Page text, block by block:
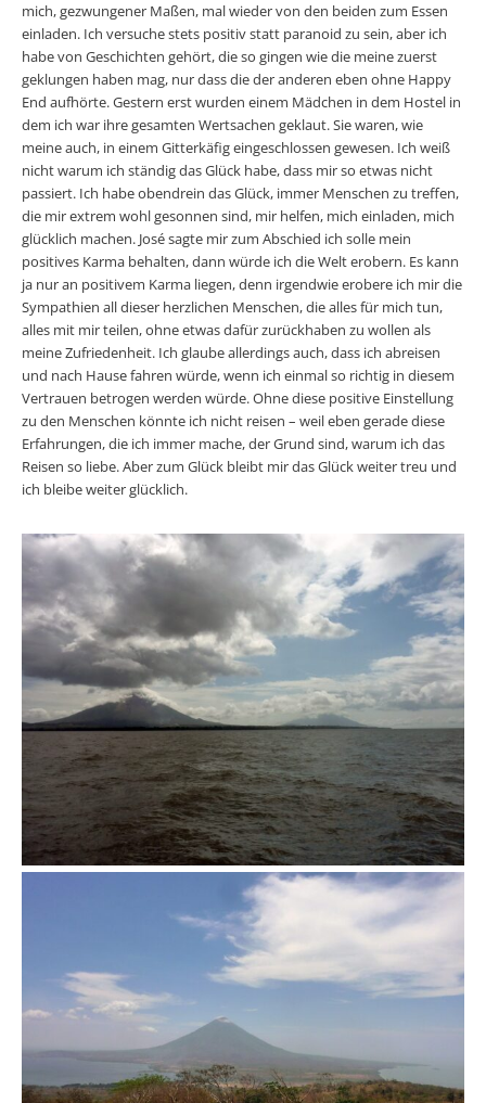
mich, gezwungener Maßen, mal wie­der von den beiden zum Essen
einladen. Ich versuche stets positiv statt paranoid zu sein, aber ich
habe von Geschichten gehört, die so gingen wie die meine zuerst
geklungen haben mag, nur dass die der anderen eben ohne Happy
End aufhörte. Gestern erst wurden einem Mädchen in dem Hostel in
dem ich war ihre gesamten Wertsachen geklaut. Sie waren, wie
meine auch, in einem Gitterkäfig eingeschlossen gewesen. Ich weiß
nicht warum ich ständig das Glück habe, dass mir so etwas nicht
passiert. Ich habe obendrein das Glück, immer Menschen zu tref­fen,
die mir extrem wohl gesonnen sind, mir helfen, mich einladen, mich
glücklich machen. José sagte mir zum Abschied ich solle mein
positives Karma behalten, dann würde ich die Welt erobern. Es kann
ja nur an positivem Karma liegen, denn irgendwie erobere ich mir die
Sympathien all dieser herzlichen Menschen, die alles für mich tun,
alles mit mir tei­len, ohne etwas dafür zurückhaben zu wollen als
meine Zufriedenheit. Ich glaube allerdings auch, dass ich abreisen
und nach Hause fahren würde, wenn ich einmal so richtig in diesem
Vertrauen betrogen werden würde. Ohne diese positive Einstellung
zu den Menschen könnte ich nicht reisen – weil eben gerade diese
Erfahrungen, die ich immer mache, der Grund sind, warum ich das
Reisen so liebe. Aber zum Glück bleibt mir das Glück weiter treu und
ich bleibe weiter glücklich.